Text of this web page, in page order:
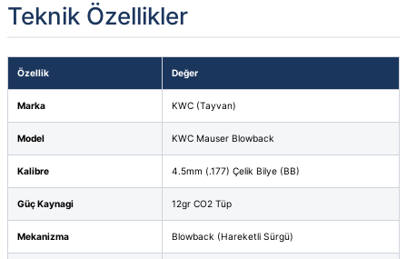
Teknik Özellikler
Özellik Değer
Marka KWC (Tayvan)
Model KWC Mauser Blowback
Kalibre 4.5mm (.177) Çelik Bilye (BB)
Güç Kaynagi 12gr CO2 Tüp
Mekanizma Blowback (Hareketli Sürgü)